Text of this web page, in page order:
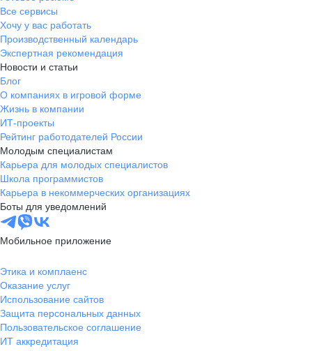
Все сервисы
Хочу у вас работать
Производственный календарь
Экспертная рекомендация
Новости и статьи
Блог
О компаниях в игровой форме
Жизнь в компании
ИТ-проекты
Рейтинг работодателей России
Молодым специалистам
Карьера для молодых специалистов
Школа программистов
Карьера в некоммерческих организациях
Боты для уведомлений
Мобильное приложение
Этика и комплаенс
Оказание услуг
Использование сайтов
Защита персональных данных
Пользовательское соглашение
ИТ аккредитация